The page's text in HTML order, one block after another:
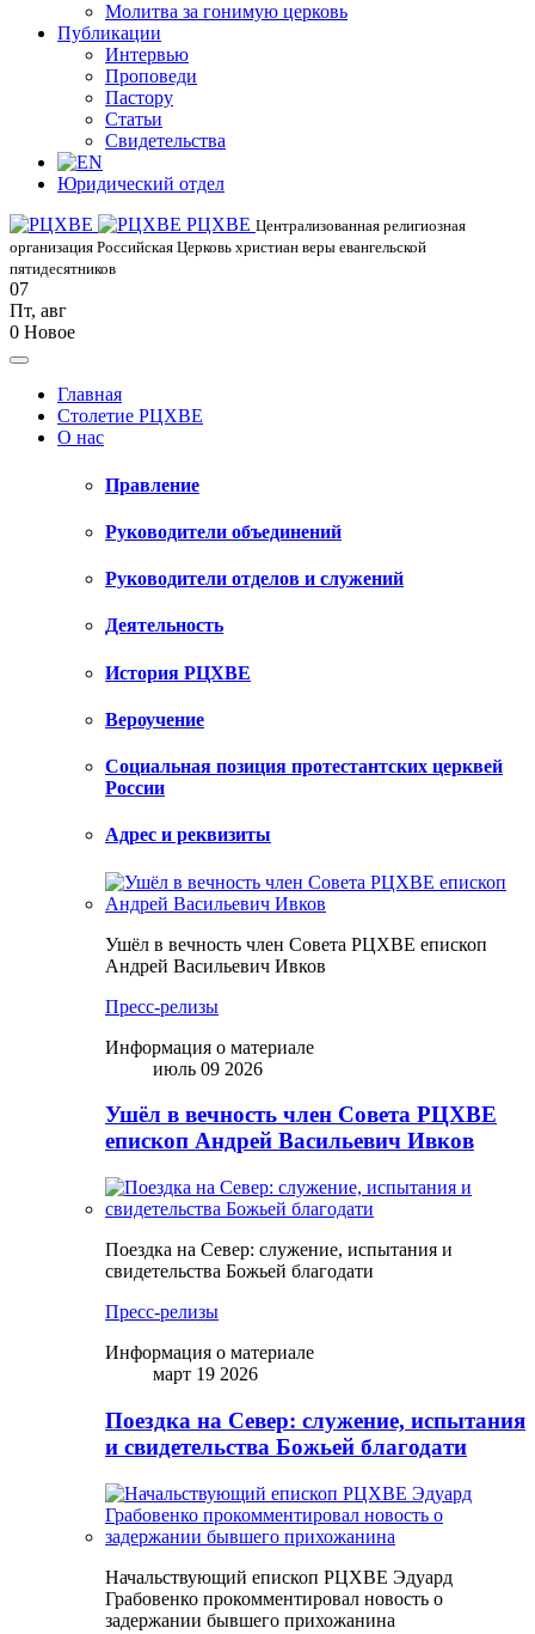
Молитва за гонимую церковь
Публикации
Интервью
Проповеди
Пастору
Статьи
Свидетельства
Юридический отдел
РЦХВЕ Централизованная религиозная
организация Российская Церковь христиан веры евангельской
пятидесятников
07
Пт, авг
0 Новое
Главная
Столетие РЦХВЕ
О нас
Правление
Руководители объединений
Руководители отделов и служений
Деятельность
История РЦХВЕ
Вероучение
Социальная позиция протестантских церквей
России
Адрес и реквизиты
Ушёл в вечность член Совета РЦХВЕ епископ
Андрей Васильевич Ивков
Пресс-релизы
Информация о материале
июль 09 2026
Ушёл в вечность член Совета РЦХВЕ
епископ Андрей Васильевич Ивков
Поездка на Север: служение, испытания и
свидетельства Божьей благодати
Пресс-релизы
Информация о материале
март 19 2026
Поездка на Север: служение, испытания
и свидетельства Божьей благодати
Начальствующий епископ РЦХВЕ Эдуард
Грабовенко прокомментировал новость о
задержании бывшего прихожанина